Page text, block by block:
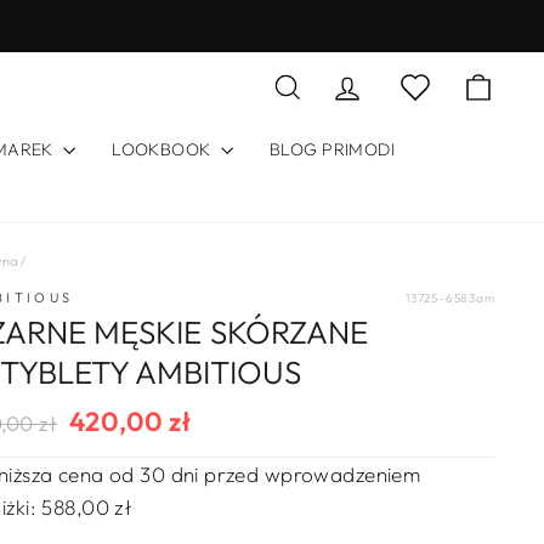
Szukaj Zaloguj się
Lista życzeń
LOOKBOOK BLOG PRIMODI
/
13725-6583am
MĘSKIE SKÓRZANE
AMBITIOUS
zł 420,00 zł
cena od 30 dni przed wprowadzeniem
588,00 zł